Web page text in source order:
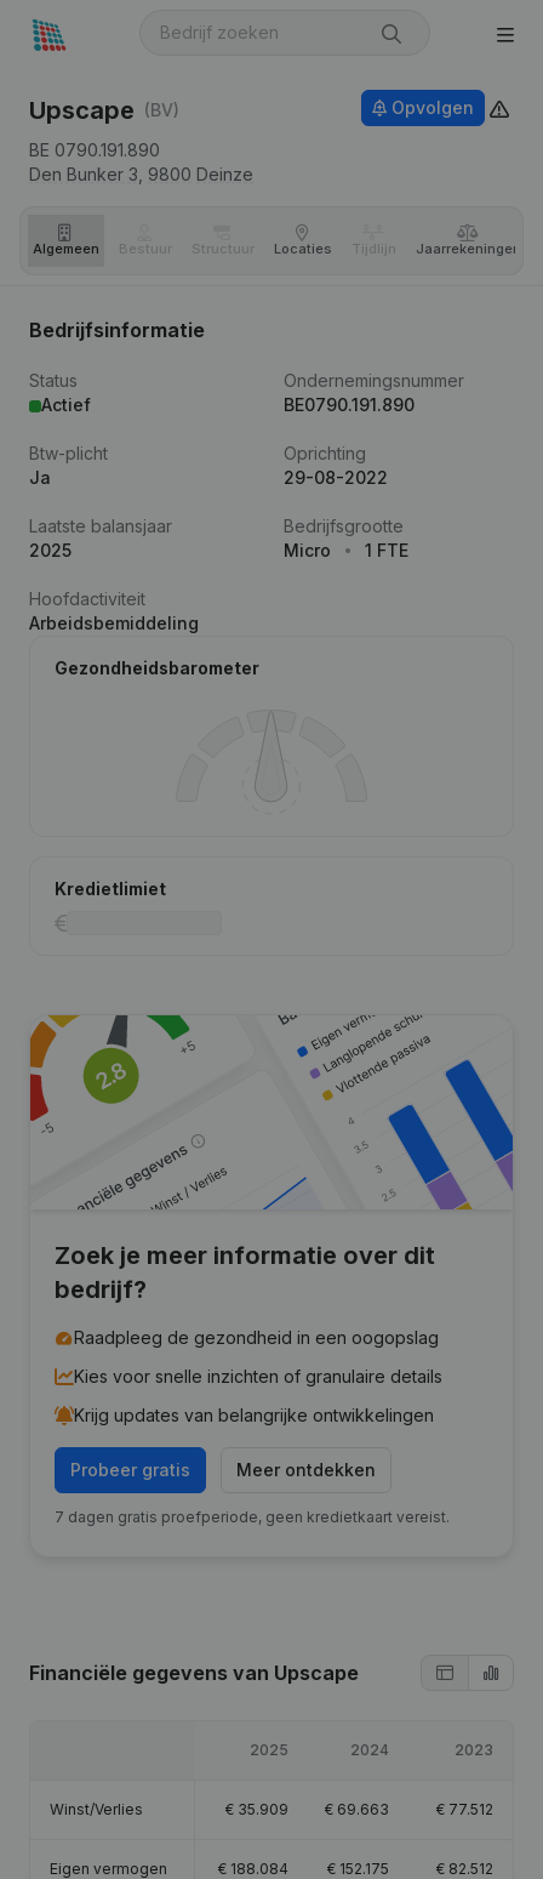
Upscape (BV)
BE 0790.191.890
Den Bunker 3, 9800 Deinze
Opvolgen
Algemeen Bestuur Structuur Locaties Tijdlijn Jaar­rekeningen
Bedrijfsinformatie
Status
Actief
Ondernemingsnummer
BE0790.191.890
Btw-plicht
Ja
Oprichting
29-08-2022
Laatste balansjaar
2025
Bedrijfsgrootte
Micro
1 FTE
Hoofdactiviteit
Arbeidsbemiddeling
Gezondheidsbarometer
Kredietlimiet
Zoek je meer informatie over dit
bedrijf?
Raadpleeg de gezondheid in een oogopslag
Kies voor snelle inzichten of granulaire details
Krijg updates van belangrijke ontwikkelingen
Probeer gratis Meer ontdekken
7 dagen gratis proefperiode, geen kredietkaart vereist.
Financiële gegevens van Upscape
2025 2024 2023
Winst/Verlies € 35.909 € 69.663 € 77.512
Eigen vermogen € 188.084 € 152.175 € 82.512